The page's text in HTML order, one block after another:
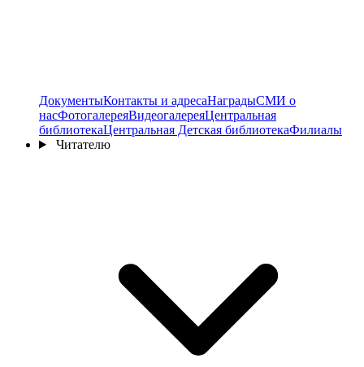
ДокументыКонтакты и адресаНаградыСМИ о
насФотогалереяВидеогалереяЦентральная
библиотекаЦентральная Детская библиотекаФилиалы
Читателю